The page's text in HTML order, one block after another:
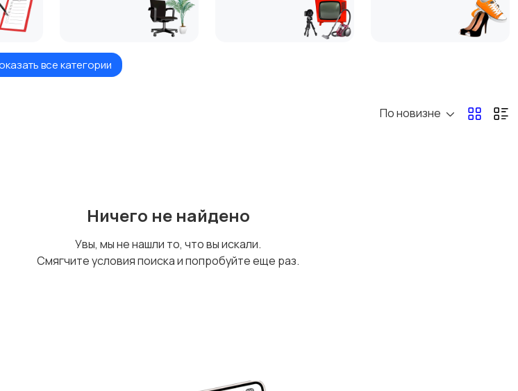
Животные
все категории
По новизне
Ничего не найдено
Увы, мы не нашли то, что вы искали.
Смягчите условия поиска и попробуйте еще раз.